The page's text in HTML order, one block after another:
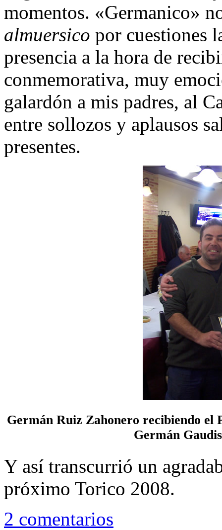
momentos. «Germanico»
almuersico por cuestiones
presencia a la hora de
conmemorativa, muy
galardón a mis padres, al
entre sollozos y aplausos
presentes.
Germán Ruiz Zahonero recibiendo el
Germán
Y así transcurrió un
próximo Torico 2008.
2 comentarios